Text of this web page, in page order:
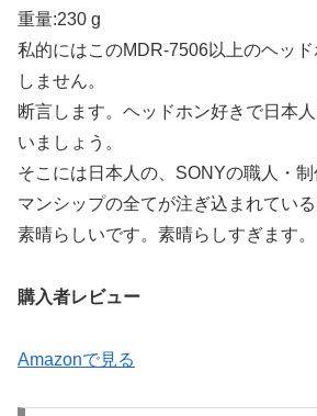
重量:230 g
私的にはこのMDR-7506以上のヘッ
しません。
断言します。ヘッドホン好きで日本
いましょう。
そこには日本人の、SONYの職人・
マンシップの全てが注ぎ込まれている
素晴らしいです。素晴らしすぎます。
購入者レビュー
Amazonで見る